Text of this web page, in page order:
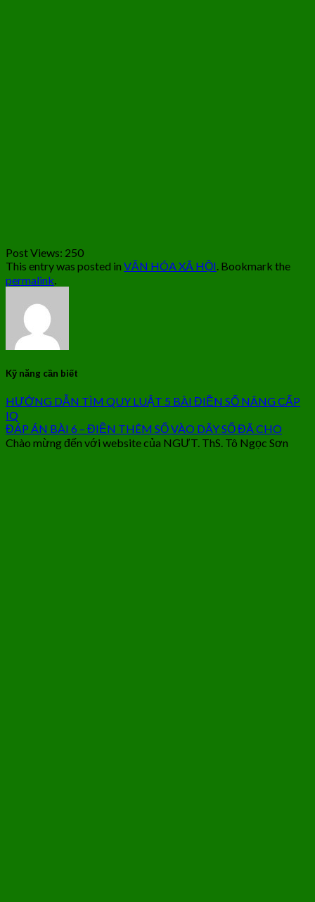
Post Views: 250
This entry was posted in VĂN HÓA XÃ HỘI. Bookmark the
permalink.
Kỹ năng cần biết
HƯỚNG DẪN TÌM QUY LUẬT 5 BÀI ĐIỀN SỐ NÂNG CẤP
IQ
ĐÁP ÁN BÀI 6 – ĐIỀN THÊM SỐ VÀO DÃY SỐ ĐÃ CHO
Chào mừng đến với website của NGƯT. ThS. Tô Ngọc Sơn